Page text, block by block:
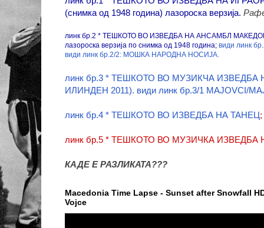
(снимка од 1948 година) лазороска верзија.
линк бр.2 * ТЕШКОТО ВО ИЗВЕДБА НА АНСАМБЛ
лазороска верзија по снимка од 1948 година; види линк
види линк бр.2/2: МОШКА НАРОДНА НОСИЈА.
линк бр.3 * ТЕШКОТО ВО МУЗИКЧА ИЗВЕДБА
ИЛИНДЕН 2011). види линк бр.3/1 MAJOVCI/
линк бр.4 * ТЕШКОТО ВО ИЗВЕДБА НА ТАНЕЦ;
линк бр.5 * ТЕШКОТО ВО МУЗИЧКА ИЗВЕДБА
КАДЕ Е РАЗЛИКАТА???
Macedonia Time Lapse - Sunset after Snowfall
Vojce